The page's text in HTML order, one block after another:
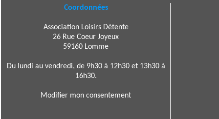
Coordonnées
Association Loisirs Détente
26 Rue Coeur Joyeux
59160 Lomme
Du lundi au vendredi, de 9h30 à 12h30 et 13h30 à
16h30.
Modifier mon consentement